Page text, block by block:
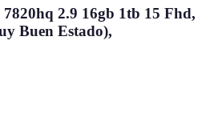
2.9 16gb 1tb 15 Fhd,
Buen Estado),